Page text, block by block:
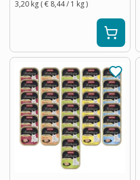
3,20 kg (€ 8,44/ 1 kg)